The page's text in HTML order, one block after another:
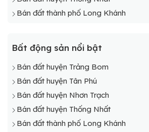
bán đất xã long hưng
Bán đất thành phố Long Khánh
Bất động sản nổi bật
Bán đất huyện Trảng Bom
Bán đất huyện Tân Phú
Bán đất huyện Nhơn Trạch
Bán đất huyện Thống Nhất
Bán đất thành phố Long Khánh